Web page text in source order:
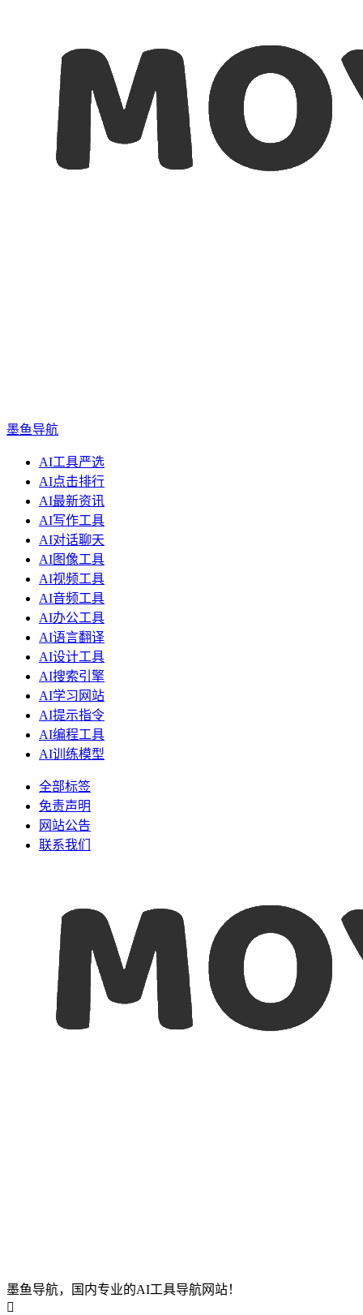
墨鱼导航
AI工具严选
AI点击排行
AI最新资讯
AI写作工具
AI对话聊天
AI图像工具
AI视频工具
AI音频工具
AI办公工具
AI语言翻译
AI设计工具
AI搜索引擎
AI学习网站
AI提示指令
AI编程工具
AI训练模型
全部标签
免责声明
网站公告
联系我们
墨鱼导航，国内专业的AI工具导航网站！
